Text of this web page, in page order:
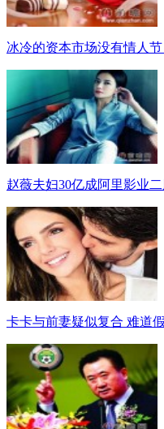
冰冷的资本市场没有情人
赵薇夫妇30亿成阿里影业
卡卡与前妻疑似复合 难道